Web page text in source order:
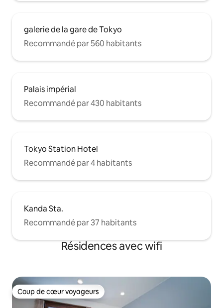
galerie de la gare de Tokyo
Recommandé par 560 habitants
Palais impérial
Recommandé par 430 habitants
Tokyo Station Hotel
Recommandé par 4 habitants
Kanda Sta.
Recommandé par 37 habitants
Résidences avec wifi
Coup de cœur voyageurs
Coup de cœur voyageurs